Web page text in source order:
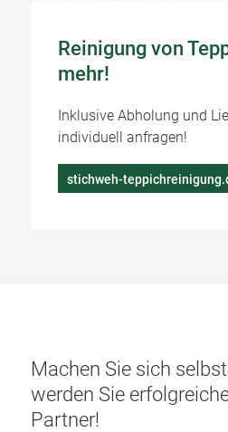
Reinigung von
mehr!
Inklusive Abholung und
individuell anfragen!
stichweh-
Machen Sie sich
werden Sie
Partner!